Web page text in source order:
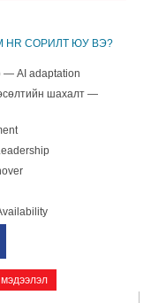
HR СОРИЛТ ЮУ ВЭ?
— AI adaptation
шахалт —